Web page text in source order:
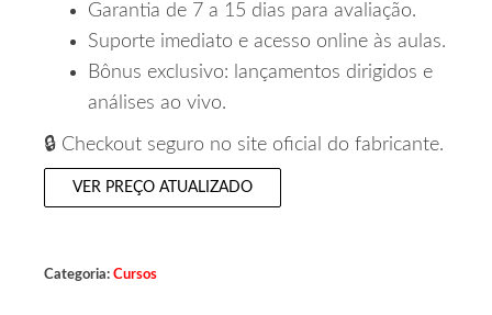
Garantia de 7 a 15 dias para avaliação.
Suporte imediato e acesso online às aulas.
Bônus exclusivo: lançamentos dirigidos e
análises ao vivo.
🔒 Checkout seguro no site oficial do fabricante.
VER PREÇO ATUALIZADO
Categoria: Cursos